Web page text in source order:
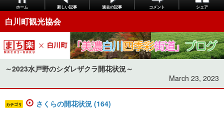
ホーム 新しい記事 過去の記事 コメント シェア
白川町観光協会
～2023水戸野のシダレザクラ開花状況～
March 23, 2023
カテゴリ さくらの開花状況 (164)